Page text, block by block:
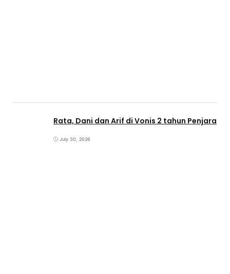
Rata, Dani dan Arif di Vonis 2 tahun Penjara
July 30, 2026